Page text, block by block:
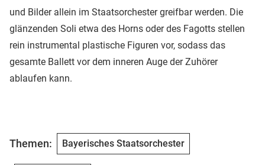
und Bilder allein im Staatsorchester greifbar werden. Die
glänzenden Soli etwa des Horns oder des Fagotts stellen
rein instrumental plastische Figuren vor, sodass das
gesamte Ballett vor dem inneren Auge der Zuhörer
ablaufen kann.
Themen: Bayerisches Staatsorchester